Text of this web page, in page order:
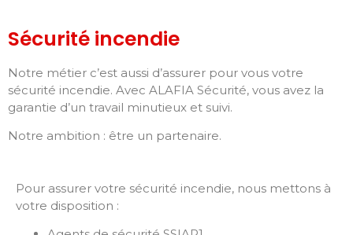
Sécurité incendie
Notre métier c’est aussi d’assurer pour vous votre
sécurité incendie. Avec ALAFIA Sécurité, vous avez la
garantie d’un travail minutieux et suivi.
Notre ambition : être un partenaire.
Pour assurer votre sécurité incendie, nous mettons à
votre disposition :